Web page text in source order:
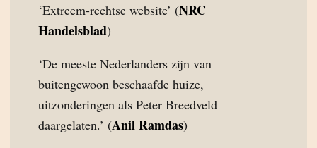
‘Extreem-rechtse website’ (NRC
Handelsblad)
‘De meeste Nederlanders zijn van
buitengewoon beschaafde huize,
uitzonderingen als Peter Breedveld
daargelaten.’ (Anil Ramdas)